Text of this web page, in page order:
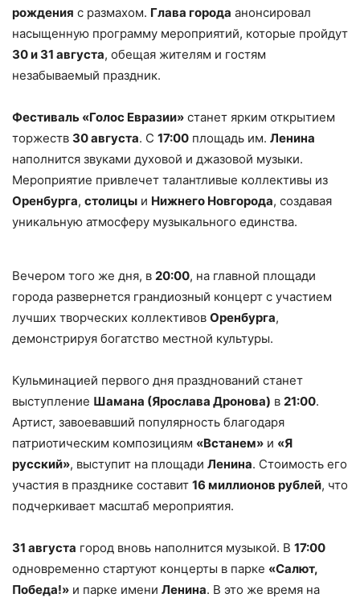
рождения с размахом. Глава города анонсировал
насыщенную программу мероприятий, которые пройдут
30 и 31 августа, обещая жителям и гостям
незабываемый праздник.
Фестиваль «Голос Евразии» станет ярким открытием
торжеств 30 августа. С 17:00 площадь им. Ленина
наполнится звуками духовой и джазовой музыки.
Мероприятие привлечет талантливые коллективы из
Оренбурга, столицы и Нижнего Новгорода, создавая
уникальную атмосферу музыкального единства.
Вечером того же дня, в 20:00, на главной площади
города развернется грандиозный концерт с участием
лучших творческих коллективов Оренбурга,
демонстрируя богатство местной культуры.
Кульминацией первого дня празднований станет
выступление Шамана (Ярослава Дронова) в 21:00.
Артист, завоевавший популярность благодаря
патриотическим композициям «Встанем» и «Я
русский», выступит на площади Ленина. Стоимость его
участия в празднике составит 16 миллионов рублей, что
подчеркивает масштаб мероприятия.
31 августа город вновь наполнится музыкой. В 17:00
одновременно стартуют концерты в парке «Салют,
Победа!» и парке имени Ленина. В это же время на